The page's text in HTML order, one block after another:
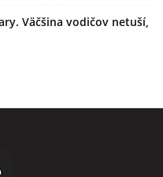
Väčšina vodičov netuší,